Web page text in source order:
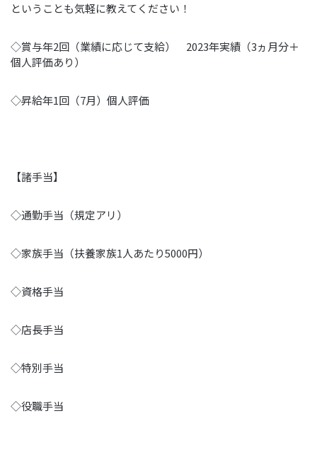
ということも気軽に教えてください！
◇賞与年2回（業績に応じて支給） 2023年実績（3ヵ月分＋
個人評価あり）
◇昇給年1回（7月）個人評価
【諸手当】
◇通勤手当（規定アリ）
◇家族手当（扶養家族1人あたり5000円）
◇資格手当
◇店長手当
◇特別手当
◇役職手当